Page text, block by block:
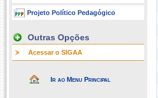
Projeto Político Pedagógico
Outras Opções
Acessar o SIGAA
Ir ao Menu Principal